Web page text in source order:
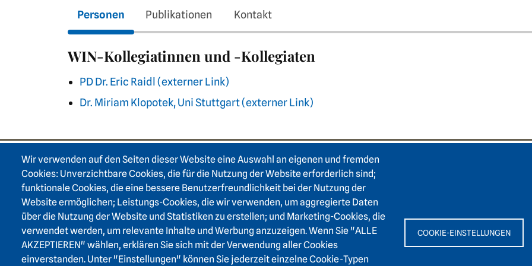
Wir verwenden auf den Seiten dieser Website eine Auswahl an eigenen und fremden
Cookies: Unverzichtbare Cookies, die für die Nutzung der Website erforderlich sind;
funktionale Cookies, die eine bessere Benutzerfreundlichkeit bei der Nutzung der
Website ermöglichen; Leistungs-Cookies, die wir verwenden, um aggregierte Daten
über die Nutzung der Website und Statistiken zu erstellen; und Marketing-Cookies, die
verwendet werden, um relevante Inhalte und Werbung anzuzeigen. Wenn Sie "ALLE
AKZEPTIEREN" wählen, erklären Sie sich mit der Verwendung aller Cookies
einverstanden. Unter "Einstellungen" können Sie jederzeit einzelne Cookie-Typen
COOKIE-EINSTELLUNGEN
Personen Publikationen Kontakt
WIN-Kollegiatinnen und -Kollegiaten
PD Dr. Eric Raidl (externer Link)
Dr. Miriam Klopotek, Uni Stuttgart (externer Link)
Footer area one Footer area two
Login Intranet
Presse
Förderverein
Kontakt
Barrierefreiheit
Leichte Sprache